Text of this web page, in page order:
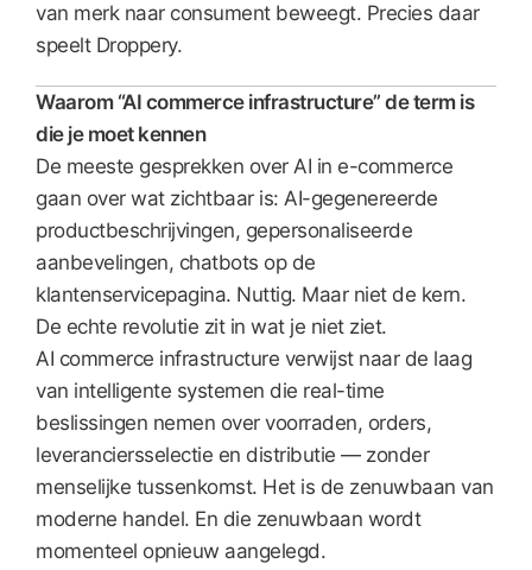
van merk naar consument beweegt. Precies daar
speelt Droppery.
Waarom “AI commerce infrastructure” de term is
die je moet kennen
De meeste gesprekken over AI in e-commerce
gaan over wat zichtbaar is: AI-gegenereerde
productbeschrijvingen, gepersonaliseerde
aanbevelingen, chatbots op de
klantenservicepagina. Nuttig. Maar niet de kern.
De echte revolutie zit in wat je niet ziet.
AI commerce infrastructure verwijst naar de laag
van intelligente systemen die real-time
beslissingen nemen over voorraden, orders,
leveranciersselectie en distributie — zonder
menselijke tussenkomst. Het is de zenuwbaan van
moderne handel. En die zenuwbaan wordt
momenteel opnieuw aangelegd.